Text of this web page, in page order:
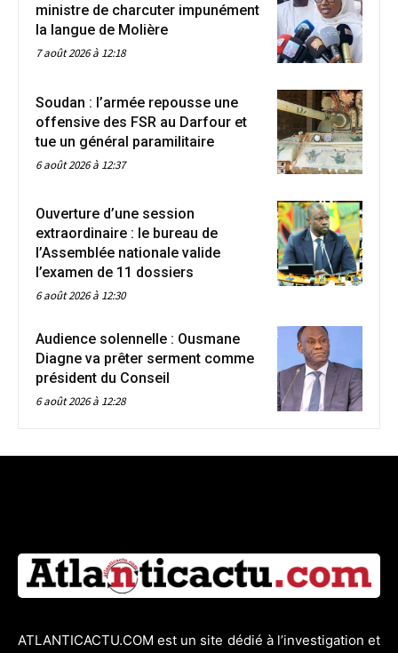
ministre de charcuter impunément
la langue de Molière
7 août 2026 à 12:18
Soudan : l’armée repousse une
offensive des FSR au Darfour et
tue un général paramilitaire
6 août 2026 à 12:37
Ouverture d’une session
extraordinaire : le bureau de
l’Assemblée nationale valide
l’examen de 11 dossiers
6 août 2026 à 12:30
Audience solennelle : Ousmane
Diagne va prêter serment comme
président du Conseil
6 août 2026 à 12:28
ATLANTICACTU.COM est un site dédié à l’investigation et